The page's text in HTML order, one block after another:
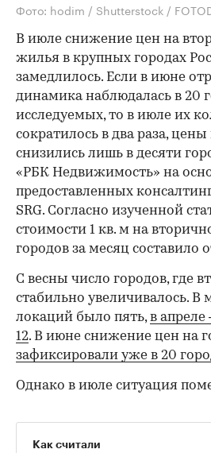
Фото: hodim / Shutterstock /
В июле снижение цен на
жилья в крупных городах
замедлилось. Если в июне
динамика наблюдалась в 20
исследуемых, то в июле их
сократилось в два раза,
снизились лишь в десяти
«РБК Недвижимость» на
предоставленных
SRG. Согласно изученной
стоимости 1 кв. м на
городов за месяц составило
С весны число городов, где
стабильно увеличивалось. В
локаций было пять,в апреле
12. В июне снижение цен на
зафиксировали уже в 20
Однако в июле ситуация
Как считали